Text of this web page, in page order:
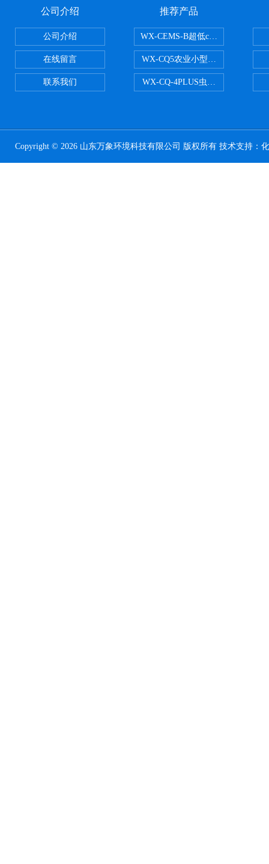
公司介绍
公司介绍
在线留言
联系我们
推荐产品
WX-CEMS-B超低cems烟气监测系
WX-CQ5农业小型气象站
WX-CQ-4PLUS虫情测报灯
Copyright © 2026 山东万象环境科技有限公司 版权所有 技术支持：